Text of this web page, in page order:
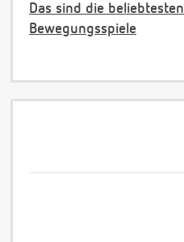
Das sind die beliebtesten
Bewegungsspiele